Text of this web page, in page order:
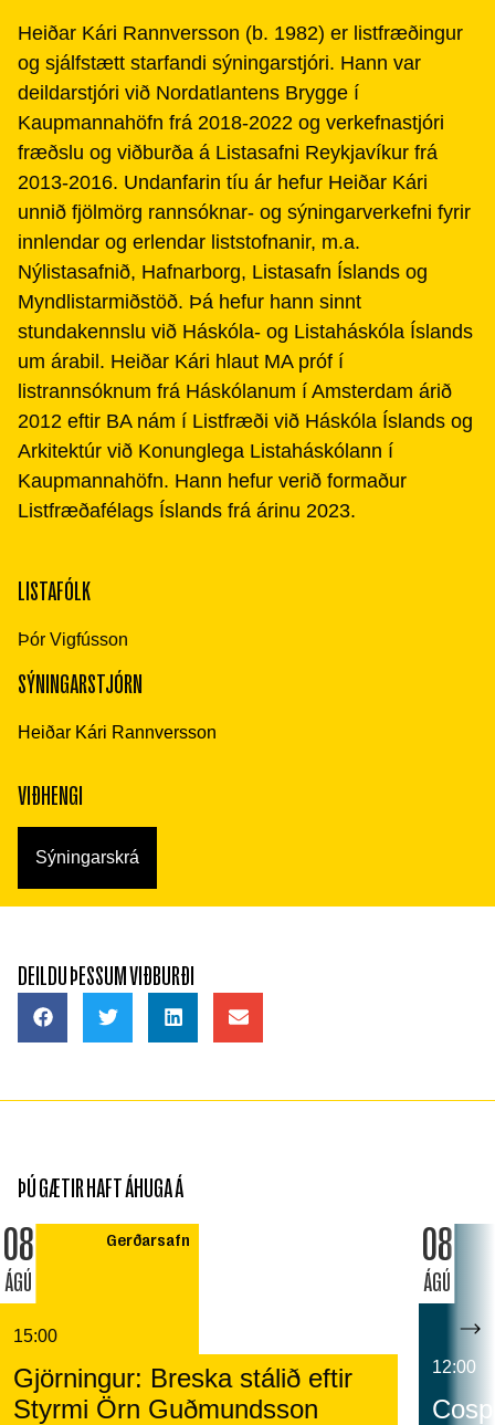
Heiðar Kári Rannversson (b. 1982) er listfræðingur
og sjálfstætt starfandi sýningarstjóri. Hann var
deildarstjóri við Nordatlantens Brygge í
Kaupmannahöfn frá 2018-2022 og verkefnastjóri
fræðslu og viðburða á Listasafni Reykjavíkur frá
2013-2016. Undanfarin tíu ár hefur Heiðar Kári
unnið fjölmörg rannsóknar- og sýningarverkefni fyrir
innlendar og erlendar liststofnanir, m.a.
Nýlistasafnið, Hafnarborg, Listasafn Íslands og
Myndlistarmiðstöð. Þá hefur hann sinnt
stundakennslu við Háskóla- og Listaháskóla Íslands
um árabil. Heiðar Kári hlaut MA próf í
listrannsóknum frá Háskólanum í Amsterdam árið
2012 eftir BA nám í Listfræði við Háskóla Íslands og
Arkitektúr við Konunglega Listaháskólann í
Kaupmannahöfn. Hann hefur verið formaður
Listfræðafélags Íslands frá árinu 2023.
LISTAFÓLK
Þór Vigfússon
SÝNINGARSTJÓRN
Heiðar Kári Rannversson
VIÐHENGI
Sýningarskrá
DEILDU ÞESSUM VIÐBURÐI
ÞÚ GÆTIR HAFT ÁHUGA Á
08
ÁGÚ
Gerðarsafn
15:00
Gjörningur: Breska stálið eftir
Styrmi Örn Guðmundsson
08
ÁGÚ
12:00